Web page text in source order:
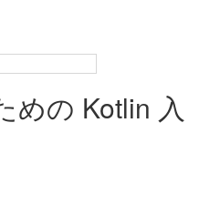
めの Kotlin 入